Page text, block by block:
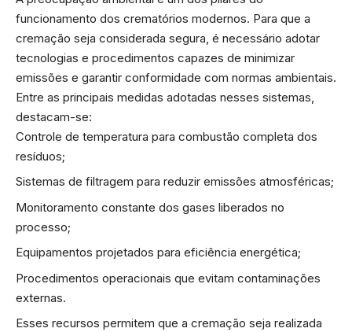
funcionamento dos crematórios modernos. Para que a
cremação seja considerada segura, é necessário adotar
tecnologias e procedimentos capazes de minimizar
emissões e garantir conformidade com normas ambientais.
Entre as principais medidas adotadas nesses sistemas,
destacam-se:
Controle de temperatura para combustão completa dos
resíduos;
Sistemas de filtragem para reduzir emissões atmosféricas;
Monitoramento constante dos gases liberados no
processo;
Equipamentos projetados para eficiência energética;
Procedimentos operacionais que evitam contaminações
externas.
Esses recursos permitem que a cremação seja realizada